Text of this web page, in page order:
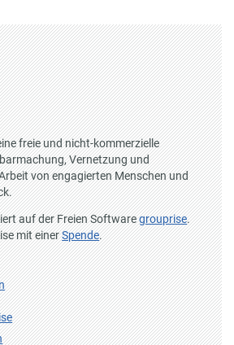
freie und nicht-kommerzielle
Vernetzung und
von engagierten Menschen und
auf der Freien Softwaregrouprise.
mit einerSpende.